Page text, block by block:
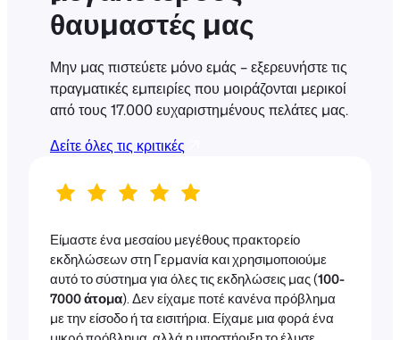
θαυμαστές μας
Μην μας πιστεύετε μόνο εμάς – εξερευνήστε τις
πραγματικές εμπειρίες που μοιράζονται μερικοί
από τους 17.000 ευχαριστημένους πελάτες μας.
Δείτε όλες τις κριτικές
Είμαστε ένα μεσαίου μεγέθους πρακτορείο
εκδηλώσεων στη Γερμανία και χρησιμοποιούμε
αυτό το σύστημα για όλες τις εκδηλώσεις μας (100-
7000 άτομα). Δεν είχαμε ποτέ κανένα πρόβλημα
με την είσοδο ή τα εισιτήρια. Είχαμε μια φορά ένα